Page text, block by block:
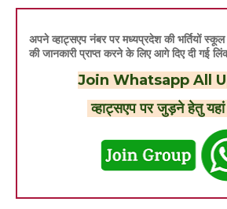
अपने व्हाट्सएप नंबर पर मध्यप्रदेश की भर्तियों स्कूल
की जानकारी प्राप्त करने के लिए आगे दिए दी गई
Join Whatsapp All
व्हाट्सएप पर जुड़ने हेतु